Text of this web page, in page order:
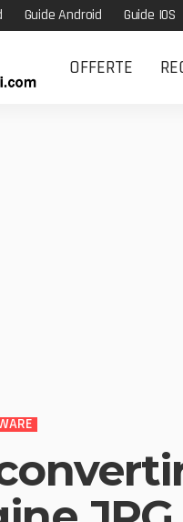
Guide Android Guide IOS
OFFERTE